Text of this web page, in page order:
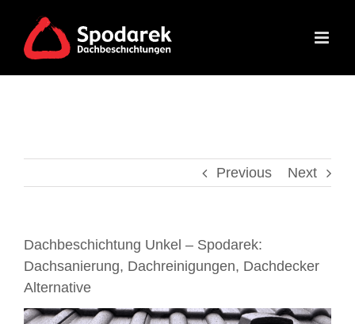
content
Previous Next
Dachbeschichtung Unkel – Spodarek:
Dachsanierung, Dachreinigungen, Dachdecker
Alternative